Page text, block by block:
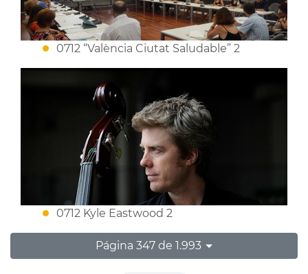
0712 “València Ciutat Saludable” 2
0712 Kyle Eastwood 2
Página 347 de 1.993